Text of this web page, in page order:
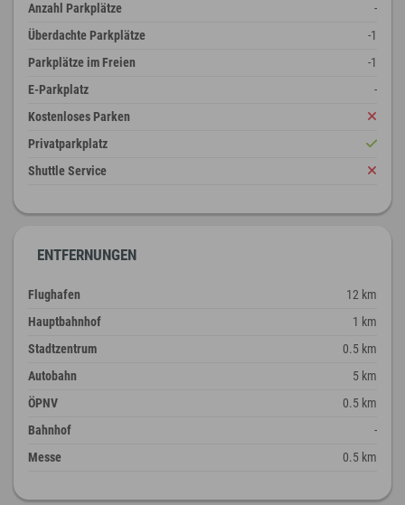
Anzahl Parkplätze
-
Überdachte Parkplätze
-1
Parkplätze im Freien
-1
E-Parkplatz
-
Kostenloses Parken
Privatparkplatz
Shuttle Service
ENTFERNUNGEN
Flughafen
12 km
Hauptbahnhof
1 km
Stadtzentrum
0.5 km
Autobahn
5 km
ÖPNV
0.5 km
Bahnhof
-
Messe
0.5 km